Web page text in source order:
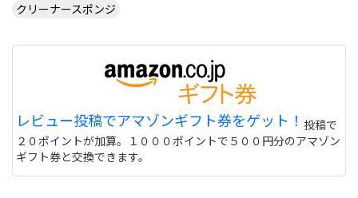
クリーナースポンジ
レビュー投稿でアマゾンギフト券をゲット！ 投稿で
２０ポイントが加算。１０００ポイントで５００円分のアマゾン
ギフト券と交換できます。